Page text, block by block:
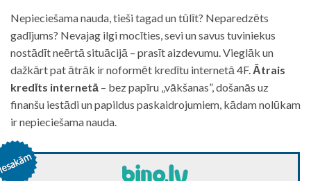
Nepieciešama nauda, tieši tagad un tūlīt? Neparedzēts
gadījums? Nevajag ilgi mocīties, sevi un savus tuviniekus
nostādīt neērtā situācijā – prasīt aizdevumu. Vieglāk un
dažkārt pat ātrāk ir noformēt kredītu internetā 4F. Ātrais
kredīts internetā – bez papīru „vākšanas”, došanās uz
finanšu iestādi un papildus paskaidrojumiem, kādam nolūkam
ir nepieciešama nauda.